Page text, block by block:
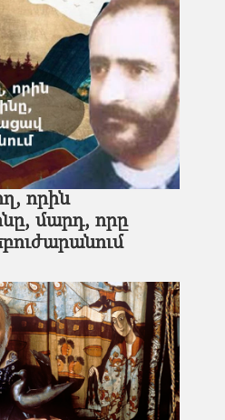
որին
մարդ, որը